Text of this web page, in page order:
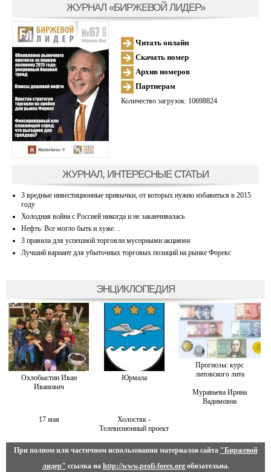
ЖУРНАЛ «БИРЖЕВОЙ ЛИДЕР»
Читать онлайн
Скачать номер
Архив номеров
Партнерам
Количество загрузок: 10698824
ЖУРНАЛ, ИНТЕРЕСНЫЕ СТАТЬИ
3 вредные инвестиционные привычки, от которых нужно избавиться в 2015
году
Холодная война с Россией никогда и не заканчивалась
Нефть: Все могло быть и хуже…
3 правила для успешной торговли мусорными акциями
Лучший вариант для убыточных торговых позиций на рынке Форекс
ЭНЦИКЛОПЕДИЯ
Охлобыстин Иван
Иванович
Юрмала
Прогнозы: курс
литовского лита
Муравьева Ирина
Вадимовна
17 мая
Холостяк -
Телевизионный проект
При полном или частичном использовании материалов сайта "Биржевой
лидер" ссылка на http://www.profi-forex.orgобязательна.